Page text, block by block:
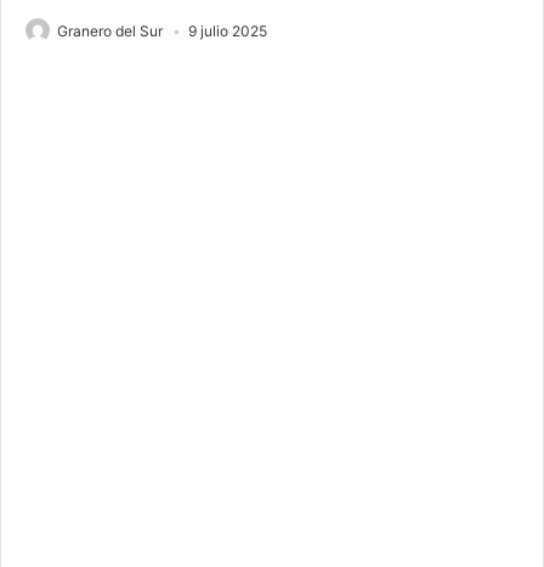
Granero del Sur 9 julio 2025